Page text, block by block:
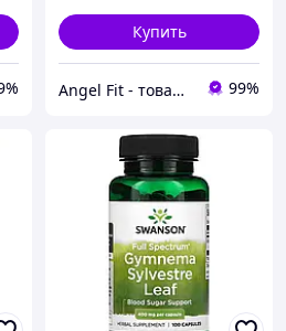
Купить
Angel Fit - товари для здоров'я, спорту та активного життя 99%